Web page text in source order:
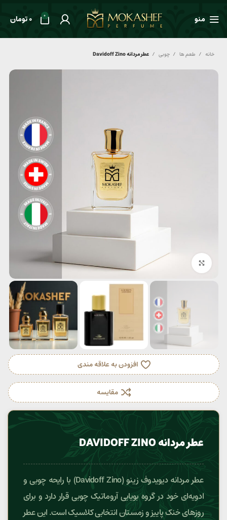
منو 0
0تومان
خانه طعم ها چوبی عطر مردانه Davidoff Zino
بزرگنمایی تصویر
افزودن به علاقه مندی
مقایسه
عطر مردانه DAVIDOFF ZINO
عطر مردانه دیویدوف زینو (Davidoff Zino) با رایحه چوبی و
ادویه‌ای خود در گروه بویایی آروماتیک چوبی قرار دارد و برای
روزهای خنک پاییز و زمستان انتخابی کلاسیک است. این عطر